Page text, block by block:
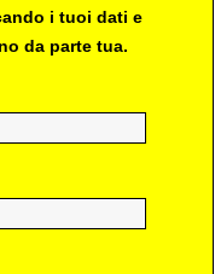
i tuoi dati e
da parte tua.